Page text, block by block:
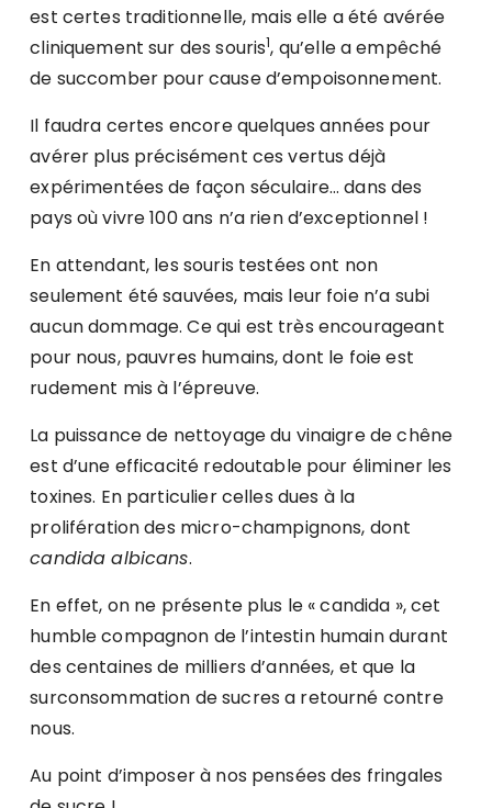
est certes traditionnelle, mais elle a été avérée
cliniquement sur des souris1, qu’elle a empêché
de succomber pour cause d’empoisonnement.
Il faudra certes encore quelques années pour
avérer plus précisément ces vertus déjà
expérimentées de façon séculaire… dans des
pays où vivre 100 ans n’a rien d’exceptionnel !
En attendant, les souris testées ont non
seulement été sauvées, mais leur foie n’a subi
aucun dommage. Ce qui est très encourageant
pour nous, pauvres humains, dont le foie est
rudement mis à l’épreuve.
La puissance de nettoyage du vinaigre de chêne
est d’une efficacité redoutable pour éliminer les
toxines. En particulier celles dues à la
prolifération des micro-champignons, dont
candida albicans.
En effet, on ne présente plus le « candida », cet
humble compagnon de l’intestin humain durant
des centaines de milliers d’années, et que la
surconsommation de sucres a retourné contre
nous.
Au point d’imposer à nos pensées des fringales